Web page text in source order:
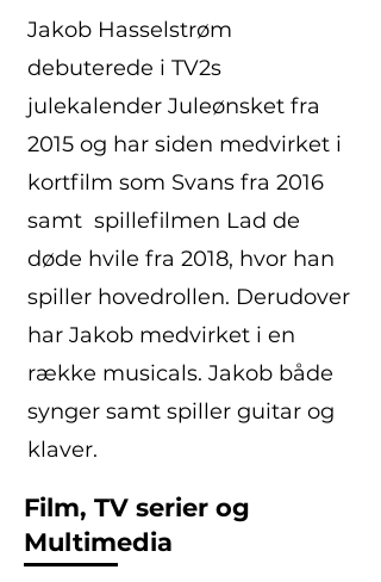
Jakob Hasselstrøm
debuterede i TV2s
julekalender Juleønsket fra
2015 og har siden medvirket i
kortfilm som Svans fra 2016
samt spillefilmen Lad de
døde hvile fra 2018, hvor han
spiller hovedrollen. Derudover
har Jakob medvirket i en
række musicals. Jakob både
synger samt spiller guitar og
klaver.
Film, TV serier og
Multimedia